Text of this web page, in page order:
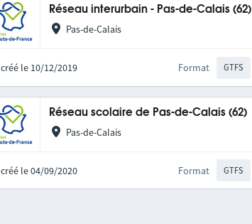
Réseau interurbain - Pas-de-Calais (62)
Pas-de-Calais
créé le 10/12/2019 Format GTFS
Réseau scolaire de Pas-de-Calais (62)
Pas-de-Calais
créé le 04/09/2020 Format GTFS